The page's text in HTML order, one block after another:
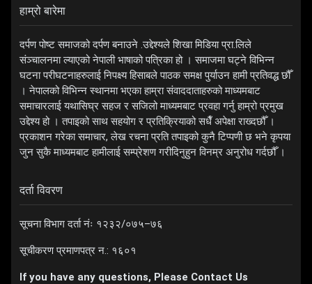
हाम्रो बारेमा
दर्पण पोष्ट समाजको दर्पण बनाउने .उद्देश्यले शिखा मिडिया प्रा.लिले
संञ्चालनमा ल्याएको नेपाली भाषाको पत्रिका हो । समाजमा घट्ने विभिन्न
घटना परीघटनाहरुलाई निपक्ष्य हिसाबले पाठक समक्ष पुर्याउन हामी प्रतिवद्ध छौँ
। नेपालको विभिन्न स्थानमा भएका हाम्रा संवाददाताहरुको माध्यमबाट
समाचारलाई यथासिघ्र सहज र सजिलो माध्यमबाट प्रवहा गर्नु हाम्रो प्रमुख
उद्देश्य हो । तपाइको साथ सहयोग र प्रतिक्रियाको सधैँ अपेक्षा राख्दछौँ ।
प्रकाशन गरेका समाचार, लेख रचना प्रति तपाइको कुनै टिप्पणी छ भने कृपया
जुन सुकै माध्यमबाट हामीलाई सम्प्रेशण गरीदिनुहुन विनम्र अनुरोध गर्दछौँ ।
दर्ता विवरण
सूचना विभाग दर्ता नंः १२३२/०७५–७६
सूचीकरण प्रमाणपत्र न.: १६०१
If you have any questions, Please Contact Us